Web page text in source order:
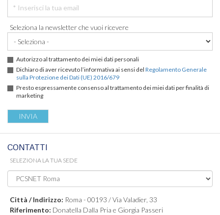
Seleziona la newsletter che vuoi ricevere
Autorizzo al trattamento dei miei dati personali
Dichiaro di aver ricevuto l’informativa ai sensi del Regolamento Generale
sulla Protezione dei Dati (UE) 2016/679
Presto espressamente consenso al trattamento dei miei dati per finalità di
marketing
CONTATTI
SELEZIONA LA TUA SEDE
Città / Indirizzo: Roma - 00193 / Via Valadier, 33
Riferimento: Donatella Dalla Pria e Giorgia Passeri